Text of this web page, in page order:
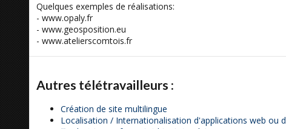
Quelques exemples de réalisations:
- www.opaly.fr
- www.geosposition.eu
- www.atelierscomtois.fr
Autres télétravailleurs :
Création de site multilingue
Localisation / Internationalisation d'applications web ou